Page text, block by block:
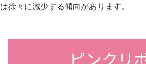
は徐々に減少する傾向があります。
ピンクリ